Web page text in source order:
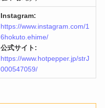
Instagram:
https://www.instagram.com/1
6hokuto.ehime/
公式サイト:
https://www.hotpepper.jp/strJ
000547059/